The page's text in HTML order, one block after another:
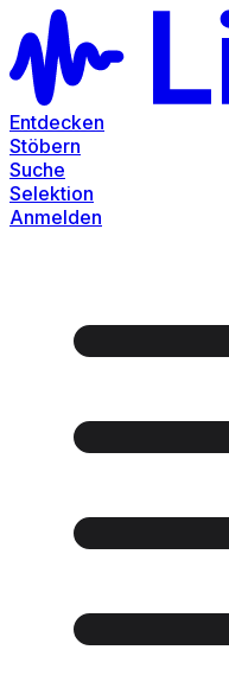
Entdecken
Stöbern
Suche
Selektion
Anmelden